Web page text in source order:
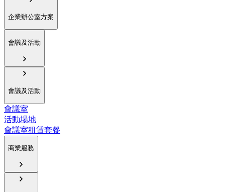
企業辦公室方案
會議及活動
會議及活動
會議室
活動場地
會議室租賃套餐
商業服務